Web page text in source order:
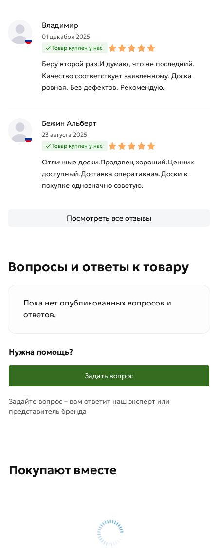
Владимир
01 декабря 2025
Товар куплен у нас
Беру второй раз.И думаю, что не последний.
Качество соответствует заявленному. Доска
ровная. Без дефектов. Рекомендую.
Бежин Альберт
23 августа 2025
Товар куплен у нас
Отличные доски.Продавец хороший.Ценник
доступный.Доставка оперативная.Доски к
покупке однозначно советую.
Посмотреть все отзывы
Вопросы и ответы к товару
Пока нет опубликованных вопросов и
ответов.
Нужна помощь?
Задать вопрос
Задайте вопрос – вам ответит наш эксперт или
представитель бренда
Покупают вместе